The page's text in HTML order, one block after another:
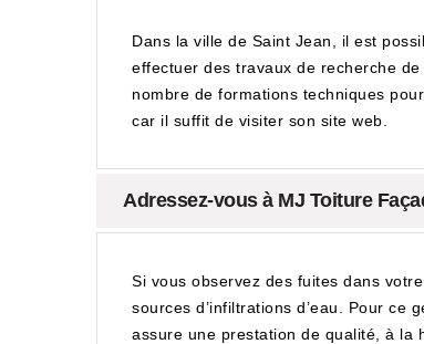
Dans la ville de Saint Jean, il est
effectuer des travaux de recherche
nombre de formations techniques
car il suffit de visiter son site web.
Adressez-vous à MJ Toiture
Si vous observez des fuites dans
sources d’infiltrations d’eau. Pour ce
assure une prestation de qualité, à la